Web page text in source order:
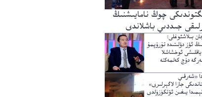
چوڭ نامايىشنىڭ
جىددىي باشلاندى
بىلاشئوغلى:
ئۆز دۆلىتىدە تۇرۇپمۇ
ياقلىشى ئوخشاشلا
دۇچ كەلمەكتە
«شەرقىي
جازا لاگېرلىرى»
يىغىن ئۆتكۈزۈلدى